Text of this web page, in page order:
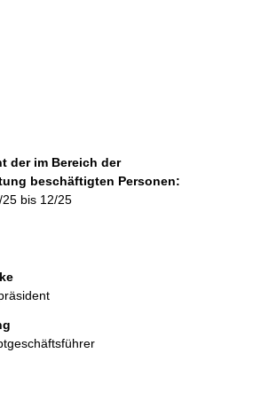
der im Bereich der
beschäftigten Personen:
bis 12/25